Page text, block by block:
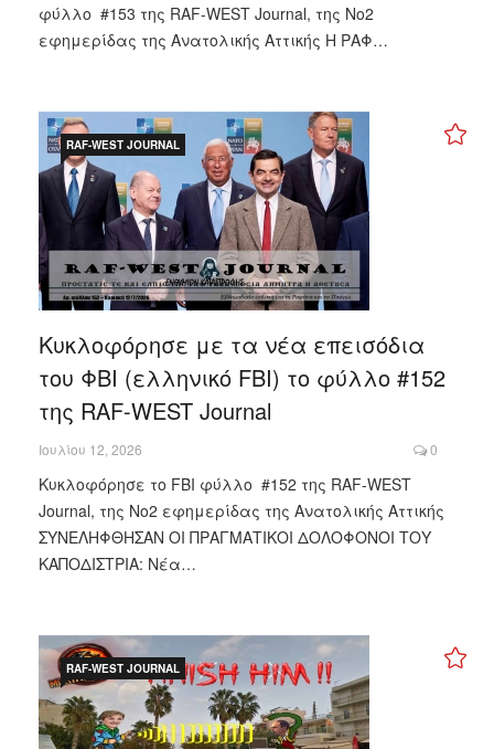
φύλλο #153 της RAF-WEST Journal, της Νο2
εφημερίδας της Ανατολικής Αττικής Η ΡΑΦ…
RAF-WEST JOURNAL
Κυκλοφόρησε με τα νέα επεισόδια
του ΦΒΙ (ελληνικό FBI) το φύλλο #152
της RAF-WEST Journal
Ιουλίου 12, 2026 0
Κυκλοφόρησε το FBI φύλλο #152 της RAF-WEST
Journal, της Νο2 εφημερίδας της Ανατολικής Αττικής
ΣΥΝΕΛΗΦΘΗΣΑΝ ΟΙ ΠΡΑΓΜΑΤΙΚΟΙ ΔΟΛΟΦΟΝΟΙ ΤΟΥ
ΚΑΠΟΔΙΣΤΡΙΑ: Νέα…
RAF-WEST JOURNAL